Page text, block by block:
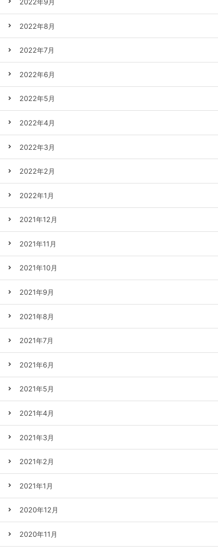
2022年9月
2022年8月
2022年7月
2022年6月
2022年5月
2022年4月
2022年3月
2022年2月
2022年1月
2021年12月
2021年11月
2021年10月
2021年9月
2021年8月
2021年7月
2021年6月
2021年5月
2021年4月
2021年3月
2021年2月
2021年1月
2020年12月
2020年11月